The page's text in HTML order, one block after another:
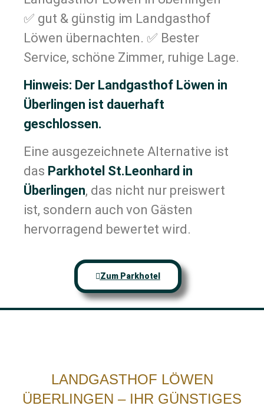
✅ gut & günstig im Landgasthof
Löwen übernachten. ✅ Bester
Service, schöne Zimmer, ruhige Lage.
Hinweis: Der Landgasthof Löwen in
Überlingen ist dauerhaft
geschlossen.
Eine ausgezeichnete Alternative ist
das Parkhotel St.Leonhard in
Überlingen, das nicht nur preiswert
ist, sondern auch von Gästen
hervorragend bewertet wird.
Zum Parkhotel
LANDGASTHOF LÖWEN
ÜBERLINGEN – IHR GÜNSTIGES